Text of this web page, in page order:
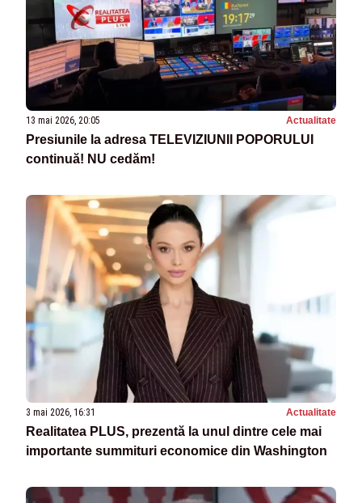
13 mai 2026, 20:05 Actualitate
Presiunile la adresa TELEVIZIUNII POPORULUI
continuă! NU cedăm!
3 mai 2026, 16:31 Actualitate
Realitatea PLUS, prezentă la unul dintre cele mai
importante summituri economice din Washington